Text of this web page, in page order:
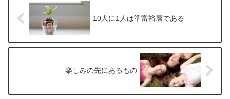
10人に1人は準富裕層である
楽しみの先にあるもの